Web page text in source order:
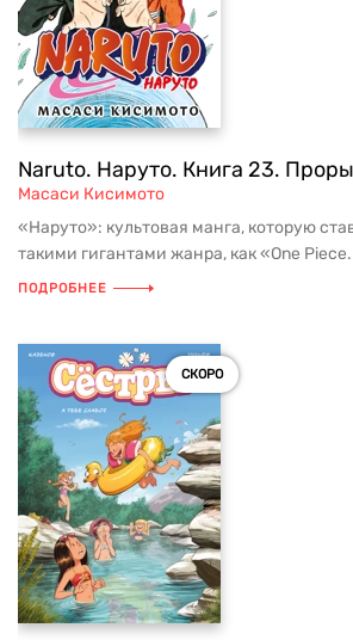
Naruto. Наруто. Книга 23.
Масаси Кисимото
«Наруто»: культовая манга, которую
такими гигантами жанра, как «One
ПОДРОБНЕЕ
СКОРО